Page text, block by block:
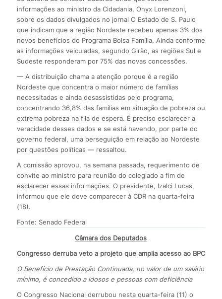
informações ao ministro da Cidadania, Onyx Lorenzoni,
sobre os dados divulgados no jornal O Estado de S. Paulo
que indicam que a região Nordeste recebeu apenas 3% dos
novos benefícios do Programa Bolsa Família. Ainda conforme
as informações veiculadas, segundo Girão, as regiões Sul e
Sudeste responderam por 75% das novas concessões.
— A distribuição chama a atenção porque é a região
Nordeste que concentra o maior número de famílias
necessitadas e ainda desassistidas pelo programa,
concentrando 36,8% das famílias em situação de pobreza ou
extrema pobreza na fila de espera. É preciso esclarecer a
veracidade desses dados e se está havendo, por parte do
governo federal, uma perseguição em relação ao Nordeste
por questões políticas — ressaltou.
A comissão aprovou, na semana passada, requerimento de
convite ao ministro para reunião do colegiado a fim de
esclarecer essas informações. O presidente, Izalci Lucas,
informou que ele deve comparecer à CDR na quarta-feira
(18).
Fonte: Senado Federal
Câmara dos Deputados
Congresso derruba veto a projeto que amplia acesso ao BPC
O Benefício de Prestação Continuada, no valor de um salário
mínimo, é concedido a idosos e pessoas com deficiência
O Congresso Nacional derrubou nesta quarta-feira (11) o